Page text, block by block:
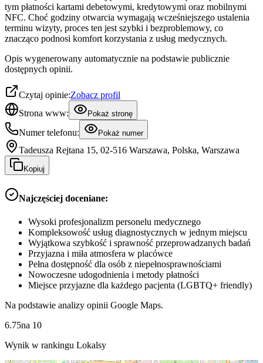
tym płatności kartami debetowymi, kredytowymi oraz mobilnymi
NFC. Choć godziny otwarcia wymagają wcześniejszego ustalenia
terminu wizyty, proces ten jest szybki i bezproblemowy, co
znacząco podnosi komfort korzystania z usług medycznych.
Opis wygenerowany automatycznie na podstawie publicznie
dostępnych opinii.
Czytaj opinie:Zobacz profil
Strona www:
Pokaż stronę
Numer telefonu: Pokaż numer
Tadeusza Rejtana 15, 02-516 Warszawa, Polska, Warszawa
Kopiuj
Najczęściej doceniane:
Wysoki profesjonalizm personelu medycznego
Kompleksowość usług diagnostycznych w jednym miejscu
Wyjątkowa szybkość i sprawność przeprowadzanych badań
Przyjazna i miła atmosfera w placówce
Pełna dostępność dla osób z niepełnosprawnościami
Nowoczesne udogodnienia i metody płatności
Miejsce przyjazne dla każdego pacjenta (LGBTQ+ friendly)
Na podstawie analizy opinii Google Maps.
6.75na 10
Wynik w rankingu Lokalsy